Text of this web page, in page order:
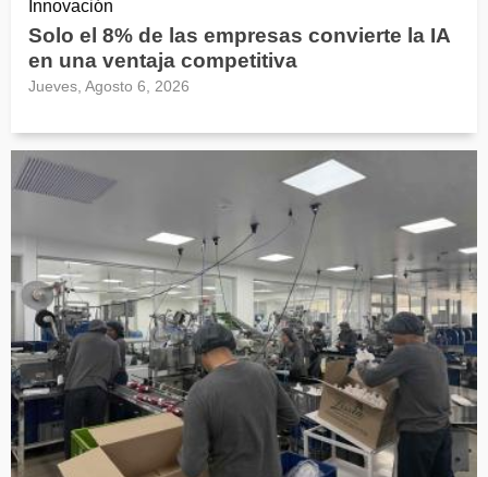
Innovación
Solo el 8% de las empresas convierte la IA
en una ventaja competitiva
Jueves, Agosto 6, 2026